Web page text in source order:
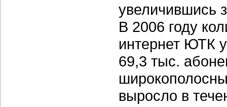
увеличившись
В 2006 году
интернет ЮТК
69,3 тыс.
выросло в